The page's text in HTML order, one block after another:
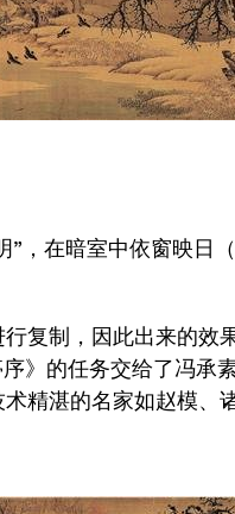
在暗室中依窗映日
制，因此出来的效
》的任务交给了冯承
精湛的名家如赵模、